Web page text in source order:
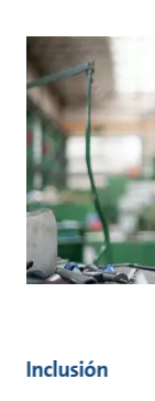
Inclusión